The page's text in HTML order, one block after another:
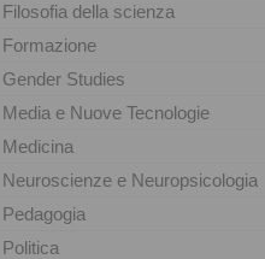
Filosofia della scienza
Formazione
Gender Studies
Media e Nuove Tecnologie
Medicina
Neuroscienze e Neuropsicologia
Pedagogia
Politica